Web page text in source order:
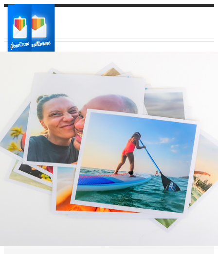
Ваш регион доставки
Выберите из списка: